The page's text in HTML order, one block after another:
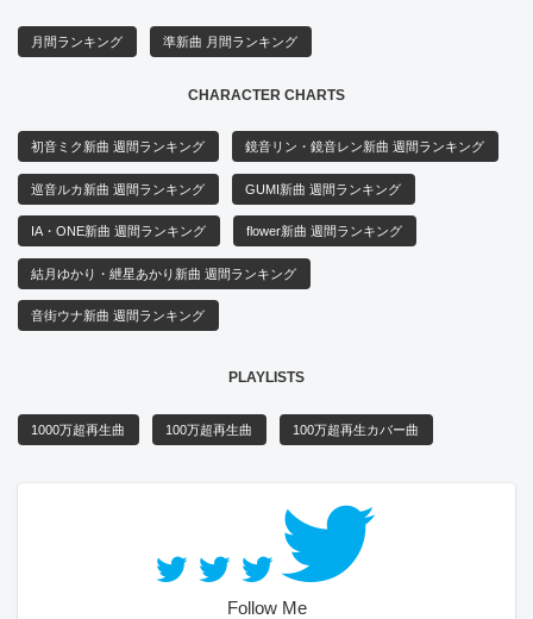
月間ランキング 準新曲 月間ランキング
CHARACTER CHARTS
初音ミク新曲 週間ランキング 鏡音リン・鏡音レン新曲 週間ランキング
巡音ルカ新曲 週間ランキング GUMI新曲 週間ランキング
IA・ONE新曲 週間ランキング flower新曲 週間ランキング
結月ゆかり・紲星あかり新曲 週間ランキング
音街ウナ新曲 週間ランキング
PLAYLISTS
1000万超再生曲 100万超再生曲 100万超再生カバー曲
Follow Me